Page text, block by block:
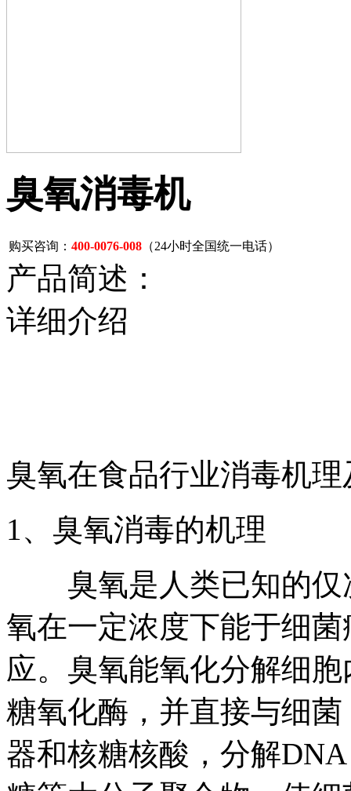
臭氧消毒机
购买咨询： 400-0076-008 （24小时全国统一电话）
产品简述：
详细介绍
臭氧在食品行业消毒机理
1、臭氧消毒的机理
臭氧是人类已知的仅
氧在一定浓度下能于细
应。臭氧能氧化分解细
糖氧化酶，并直接与细
器和核糖核酸，分解